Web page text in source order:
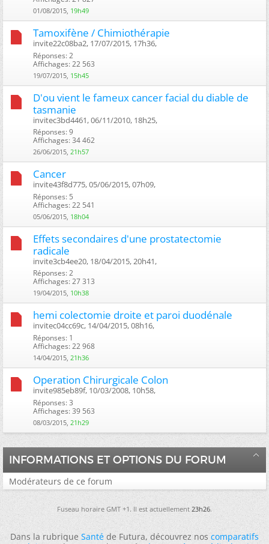
01/08/2015, 19h49
Tamoxifène / Chimiothérapie
invite22c08ba2, 17/07/2015, 17h36, ‎
Réponses: 2
Affichages: 22 563
19/07/2015, 15h45
D'ou vient le fameux cancer facial du diable de
tasmanie
invitec3bd4461, 06/11/2010, 18h25, ‎
Réponses: 9
Affichages: 34 462
26/06/2015, 21h57
Cancer
invite43f8d775, 05/06/2015, 07h09, ‎
Réponses: 5
Affichages: 22 541
05/06/2015, 18h04
Effets secondaires d'une prostatectomie
radicale
invite3cb4ee20, 18/04/2015, 20h41, ‎
Réponses: 2
Affichages: 27 313
19/04/2015, 10h38
hemi colectomie droite et paroi duodénale
invitec04cc69c, 14/04/2015, 08h16, ‎
Réponses: 1
Affichages: 22 968
14/04/2015, 21h36
Operation Chirurgicale Colon
invite985eb89f, 10/03/2008, 10h58, ‎
Réponses: 3
Affichages: 39 563
08/03/2015, 21h29
INFORMATIONS ET OPTIONS DU FORUM
Modérateurs de ce forum
Fuseau horaire GMT +1. Il est actuellement23h26.
Dans la rubriqueSantéde Futura, découvrez noscomparatifs